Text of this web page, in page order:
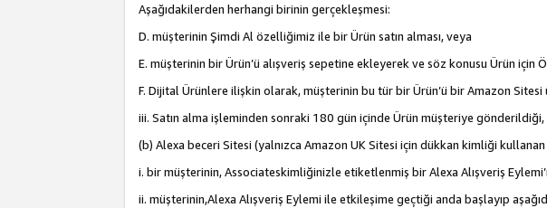
Aşağıdakilerden herhangi birinin gerçekleşmesi:
D. müşterinin Şimdi Al özelliğimiz ile bir Ürün satın alması, veya
E. müşterinin bir Ürün’ü alışveriş sepetine ekleyerek ve söz konusu Ürün için
F. Dijital Ürünlere ilişkin olarak, müşterinin bu tür bir Ürün’ü bir Amazon Sitesi
iii. Satın alma işleminden sonraki 180 gün içinde Ürün müşteriye
(b) Alexa beceri Sitesi (yalnızca Amazon UK Sitesi için dükkan kimliği
i. bir müşterinin, Associateskimliğinizle etiketlenmiş bir Alexa Alışveriş
ii. müşterinin,Alexa Alışveriş Eylemi ile etkileşime geçtiği anda başlayıp